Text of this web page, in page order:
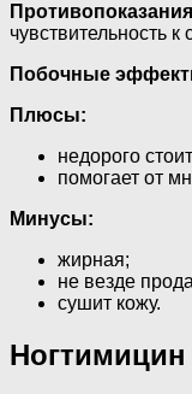
чувствительность
Побочные
Плюсы:
недорого
помогает от
Минусы:
жирная;
не везде
сушит кожу.
Ногтимицин